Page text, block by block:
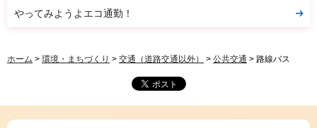
やってみようよエコ通勤！
ホーム > 環境・まちづくり > 交通（道路交通以外） > 公共交通 > 路線バス